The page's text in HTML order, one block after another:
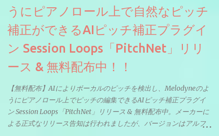
うにピアノロール上で自然なピッチ
補正ができるAIピッチ補正プラグイ
ン Session Loops「PitchNet」リリ
ース & 無料配布中！！
【無料配布】AIによりボーカルのピッチを検出し、Melodyneのよ
うにピアノロール上でピッチの編集できるAIピッチ補正プラグイ
ン Session Loops「PitchNet」リリース & 無料配布中。メーカーに
よる正式なリリース告知は行われましたが、バージョンはアルフ